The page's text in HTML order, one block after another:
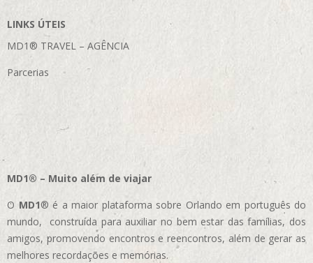
LINKS ÚTEIS
MD1® TRAVEL – AGÊNCIA
Parcerias
MD1® – Muito além de viajar
O MD1® é a maior plataforma sobre Orlando em português do
mundo, construída para auxiliar no bem estar das famílias, dos
amigos, promovendo encontros e reencontros, além de gerar as
melhores recordações e memórias.